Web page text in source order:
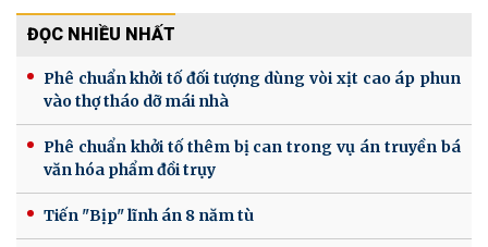
ĐỌC NHIỀU NHẤT
Phê chuẩn khởi tố đối tượng dùng vòi xịt cao áp phun
vào thợ tháo dỡ mái nhà
Phê chuẩn khởi tố thêm bị can trong vụ án truyền bá
văn hóa phẩm đồi trụy
Tiến "Bịp" lĩnh án 8 năm tù